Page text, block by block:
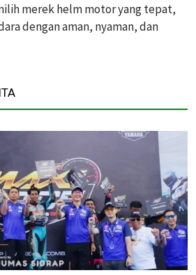
merek helm motor yang tepat,
dengan aman, nyaman, dan